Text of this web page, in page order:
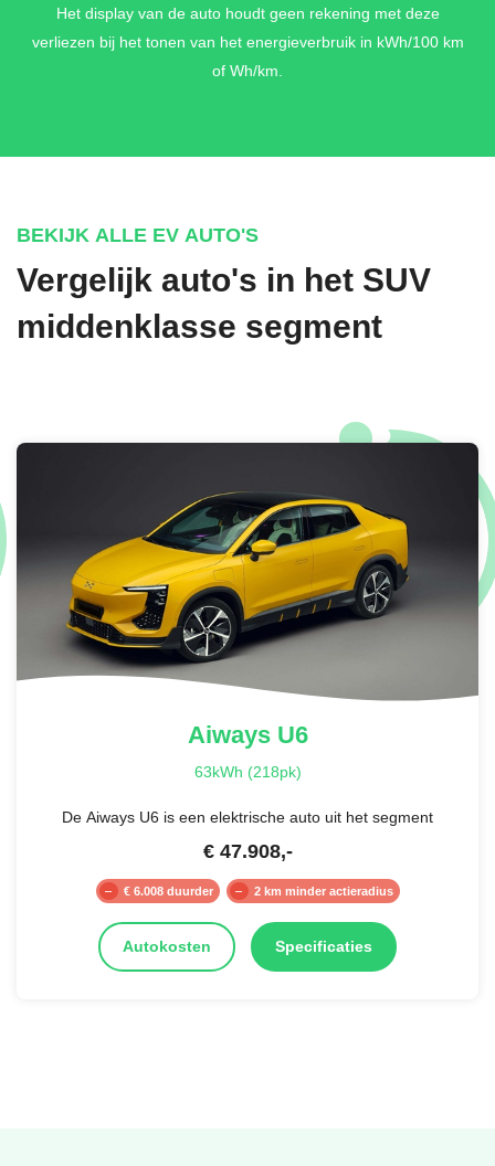
€ 895,-
META BLUE PEARL MICA
ATLAS WHITE MATTE METALLIC
€ 1.095,-
ECOTRONIC GRAY MATTE METALLIC
GRAVITY GOLD MATTE METALLIC
€ 895,-
CYBER GRAY METALLIC
Het display van de auto houdt geen rekening met deze
verliezen bij het tonen van het energieverbruik in kWh/100 km
of Wh/km.
BEKIJK ALLE EV AUTO'S
Vergelijk auto's in het SUV
middenklasse segment
AiwaysU6
63kWh (218pk)
De Aiways U6 is een elektrische auto uit het segment
€ 47.908,-
€ 6.008 duurder 2 km minder actieradius
Autokosten Specificaties